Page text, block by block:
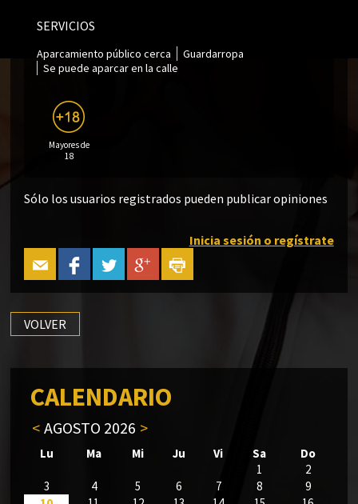
SERVICIOS
Aparcamiento público cerca
Guardarropa
Se puede aparcar en la calle
Mayores de
18
Sólo los usuarios registrados pueden publicar opiniones
Inicia sesión o regístrate
VOLVER
CALENDARIO
< AGOSTO 2026 >
Lu Ma Mi Ju Vi Sa
Do
1
2
3
4 5 6 7 8
9